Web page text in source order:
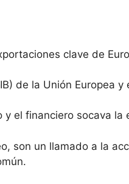
clave de
de la Unión Europea
el financiero socava la
son un llamado a la